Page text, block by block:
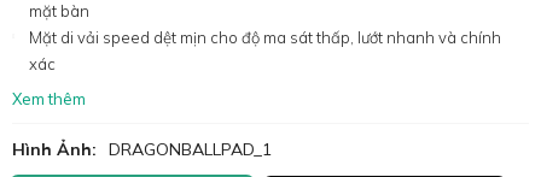
mặt bàn
Mặt di vải speed dệt mịn cho độ ma sát thấp, lướt nhanh và chính
xác
Xem thêm
Hình Ảnh: DRAGONBALLPAD_1